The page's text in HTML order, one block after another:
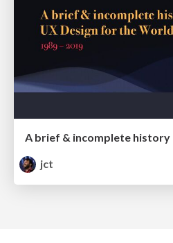
jct